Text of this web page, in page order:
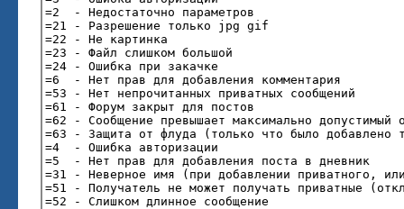
=2 - Недостаточно параметров
=21 - Разрешение только jpg gif
=22 - Не картинка
=23 - Файл слишком большой
=24 - Ошибка при закачке
=6 - Нет прав для добавления комментария
=53 - Нет непрочитанных приватных сообщений
=61 - Форум закрыт для постов
=62 - Сообщение превышает максимально допустимый
=63 - Защита от флуда (только что было добавлено
=4 - Ошибка авторизации
=5 - Нет прав для добавления поста в дневник
=31 - Неверное имя (при добавлении приватного,
=51 - Получатель не может получать приватные
=52 - Слишком длинное сообщение